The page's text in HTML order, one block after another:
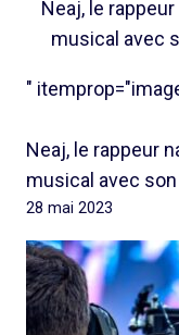
Neaj, le
musical avec
"
Neaj, le rappeur
musical avec
28 mai 2023